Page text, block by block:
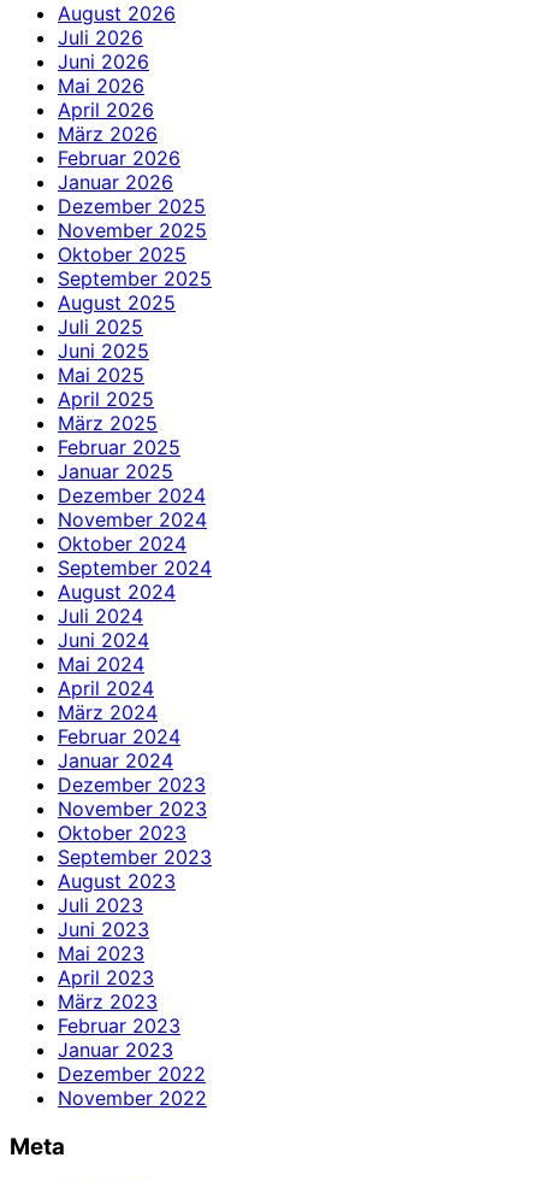
August 2026
Juli 2026
Juni 2026
Mai 2026
April 2026
März 2026
Februar 2026
Januar 2026
Dezember 2025
November 2025
Oktober 2025
September 2025
August 2025
Juli 2025
Juni 2025
Mai 2025
April 2025
März 2025
Februar 2025
Januar 2025
Dezember 2024
November 2024
Oktober 2024
September 2024
August 2024
Juli 2024
Juni 2024
Mai 2024
April 2024
März 2024
Februar 2024
Januar 2024
Dezember 2023
November 2023
Oktober 2023
September 2023
August 2023
Juli 2023
Juni 2023
Mai 2023
April 2023
März 2023
Februar 2023
Januar 2023
Dezember 2022
November 2022
Meta